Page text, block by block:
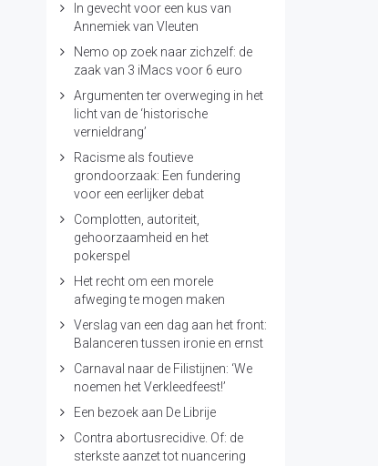
In gevecht voor een kus van
Annemiek van Vleuten
Nemo op zoek naar zichzelf: de
zaak van 3 iMacs voor 6 euro
Argumenten ter overweging in het
licht van de ‘historische
vernieldrang’
Racisme als foutieve
grondoorzaak: Een fundering
voor een eerlijker debat
Complotten, autoriteit,
gehoorzaamheid en het
pokerspel
Het recht om een morele
afweging te mogen maken
Verslag van een dag aan het front:
Balanceren tussen ironie en ernst
Carnaval naar de Filistijnen: ‘We
noemen het Verkleedfeest!’
Een bezoek aan De Librije
Contra abortusrecidive. Of: de
sterkste aanzet tot nuancering